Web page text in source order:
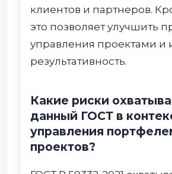
клиентов и партнеров.
это позволяет улучшить
управления проектами и
результативность.
Какие риски
данный ГОСТ в
управления
проектов?